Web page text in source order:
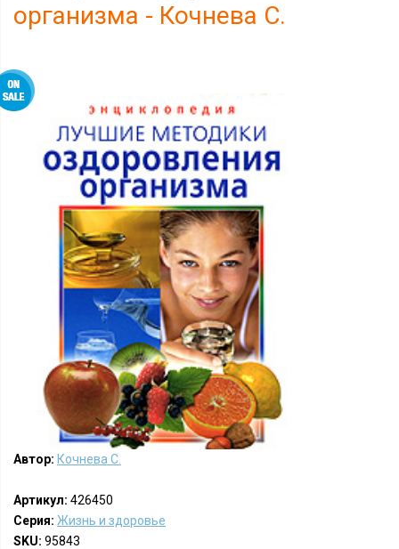
организма - Кочнева С.
Автор: Кочнева С.
Артикул: 426450
Серия: Жизнь и здоровье
SKU: 95843